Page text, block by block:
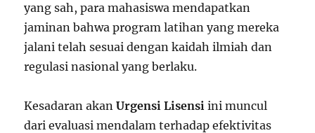
yang sah, para mahasiswa mendapatkan
jaminan bahwa program latihan yang mereka
jalani telah sesuai dengan kaidah ilmiah dan
regulasi nasional yang berlaku.
Kesadaran akanUrgensi Lisensi ini muncul
dari evaluasi mendalam terhadap efektivitas